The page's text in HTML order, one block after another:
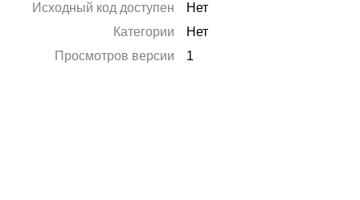
Исходный код доступен
Нет
Категории
Нет
Просмотров версии
1